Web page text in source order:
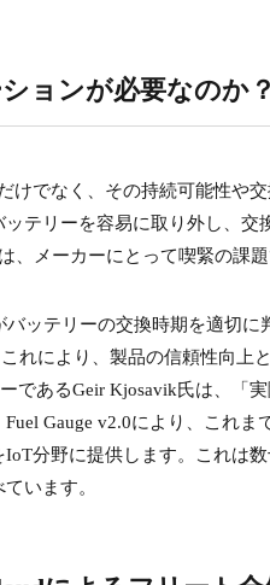
ョンが必要なのか？
けでなく、その持続可能性や
テリーを容易に取り外し、交
、メーカーにとって喫緊の課題
バッテリーの交換時期を適切
れにより、製品の信頼性向上
であるGeir Kjosavik氏は、「
Gauge v2.0により、これ
分野に提供します。これは
います。